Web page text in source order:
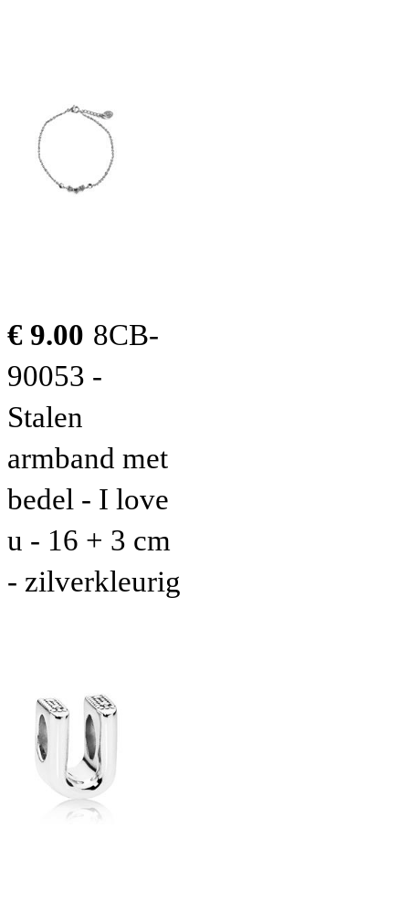
€ 9.00 8CB-
90053 -
Stalen
armband met
bedel - I love
u - 16 + 3 cm
- zilverkleurig